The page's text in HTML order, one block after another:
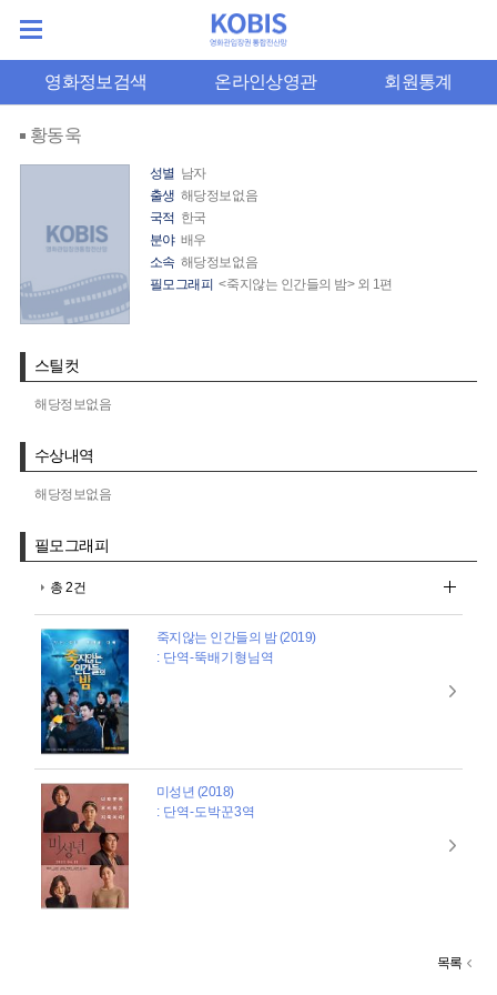
영화정보검색 온라인상영관 회원통계
황동욱
성별 남자
출생 해당정보없음
국적 한국
분야 배우
소속 해당정보없음
필모그래피 <죽지않는 인간들의 밤> 외 1편
스틸컷
해당정보없음
수상내역
해당정보없음
필모그래피
총 2건
죽지않는 인간들의 밤 (2019)
: 단역-뚝배기형님역
미성년 (2018)
: 단역-도박꾼3역
목록